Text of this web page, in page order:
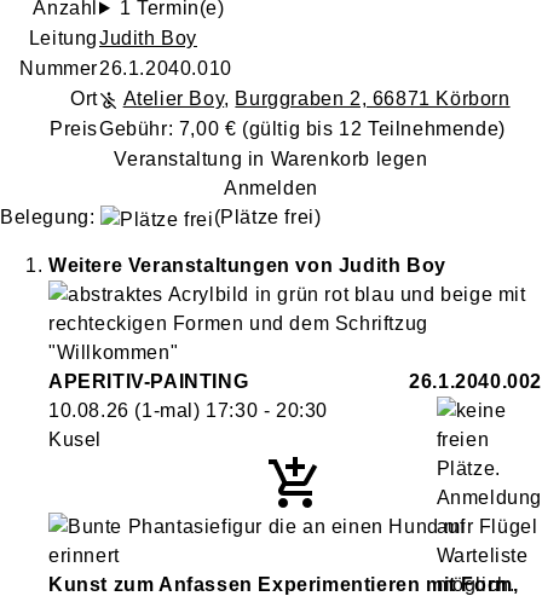
Anzahl
1 Termin(e)
LeitungJudith Boy
Nummer26.1.2040.010
Ort
Atelier Boy, Burggraben 2, 66871 Körborn
PreisGebühr: 7,00 € (gültig bis 12 Teilnehmende)
Veranstaltung in Warenkorb legen
Anmelden
Belegung:
(Plätze frei)
Weitere Veranstaltungen von Judith Boy
APERITIV-PAINTING
26.1.2040.002
10.08.26 (1-mal) 17:30 - 20:30
Kusel
Kunst zum Anfassen Experimentieren mit Form,